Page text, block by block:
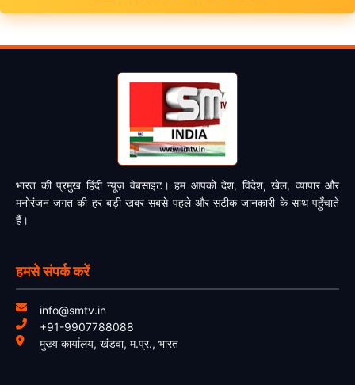
भारत की प्रमुख हिंदी न्यूज़ वेबसाइट। हम आपको देश, विदेश, खेल, व्यापार और
मनोरंजन जगत की हर बड़ी खबर सबसे पहले और सटीक जानकारी के साथ पहुँचाते
हैं।
हमसे संपर्क करें
info@smtv.in
+91-9907788088
मुख्य कार्यालय, खंडवा, म.प्र., भारत